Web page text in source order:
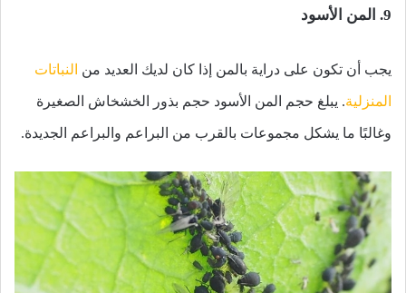
9. المن الأسود
يجب أن تكون على دراية بالمن إذا كان لديك العديد من النباتات
المنزلية. يبلغ حجم المن الأسود حجم بذور الخشخاش الصغيرة
وغالبًا ما يشكل مجموعات بالقرب من البراعم والبراعم الجديدة.